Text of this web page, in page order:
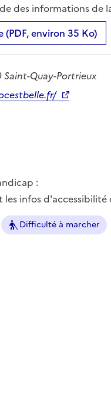
des informations de
(PDF, environ 35 Ko)
Saint-Quay-Portrieux
:
infos
Difficulté à marcher